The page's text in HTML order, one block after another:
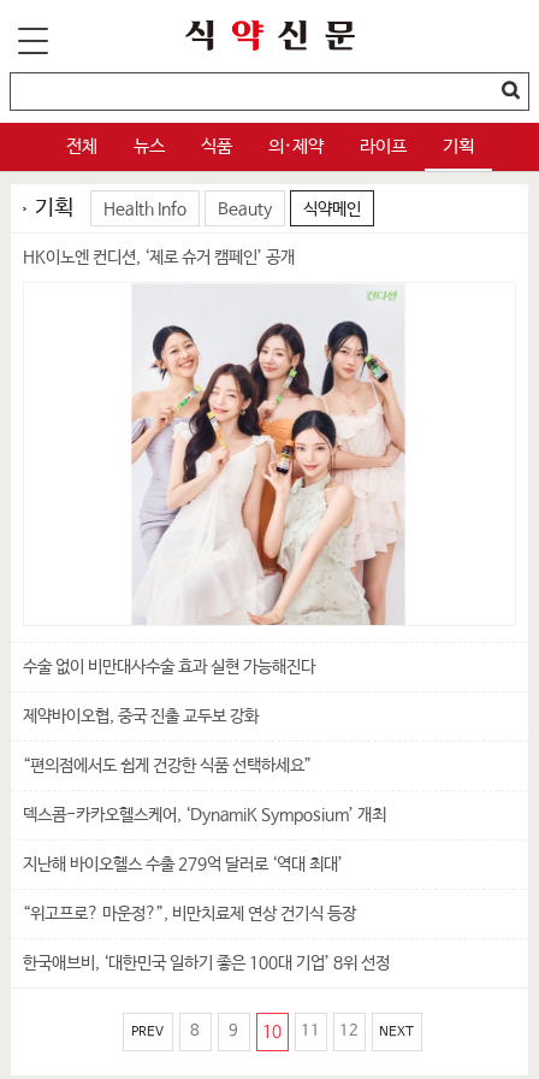
전체 뉴스 식품 의·제약 라이프 기획
기획 Health Info Beauty 식약메인
HK이노엔 컨디션, ‘제로 슈거 캠페인’ 공개
수술 없이 비만대사수술 효과 실현 가능해진다
제약바이오협, 중국 진출 교두보 강화
“편의점에서도 쉽게 건강한 식품 선택하세요”
덱스콤-카카오헬스케어, ‘DynamiK Symposium’ 개최
지난해 바이오헬스 수출 279억 달러로 ‘역대 최대’
“위고프로? 마운정?”, 비만치료제 연상 건기식 등장
한국애브비, ‘대한민국 일하기 좋은 100대 기업’ 8위 선정
PREV 8 9 10 11 12 NEXT